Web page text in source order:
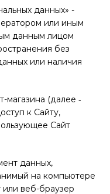
данных» -
или иным
данным лицом
без
или наличия
магазина (далее ‑
к Сайту,
Сайт
данных,
на компьютере
или веб-браузер